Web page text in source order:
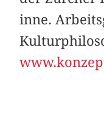
inne.